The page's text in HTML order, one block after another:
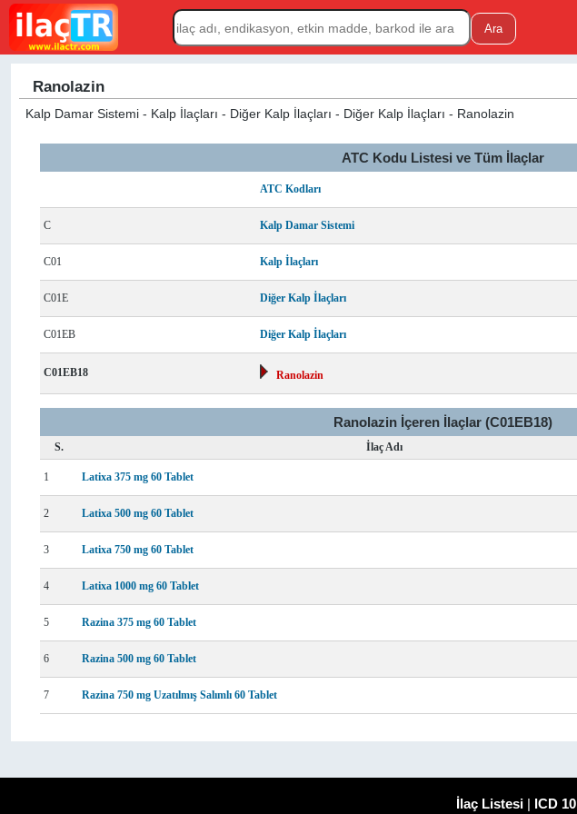
Ranolazin
Kalp Damar Sistemi - Kalp İlaçları - Diğer Kalp İlaçları - Diğer Kalp İlaçları - Ranolazin
ATC Kodu Listesi ve Tüm İlaçlar
ATC Kodları
C Kalp Damar Sistemi
C01 Kalp İlaçları
C01E Diğer Kalp İlaçları
C01EB Diğer Kalp İlaçları
C01EB18 Ranolazin
Ranolazin İçeren İlaçlar (C01EB18)
S. İlaç Adı
1 Latixa 375 mg 60 Tablet
2 Latixa 500 mg 60 Tablet
3 Latixa 750 mg 60 Tablet
4 Latixa 1000 mg 60 Tablet
5 Razina 375 mg 60 Tablet
6 Razina 500 mg 60 Tablet
7 Razina 750 mg Uzatılmış Salımlı 60 Tablet
İlaç Listesi | ICD 10